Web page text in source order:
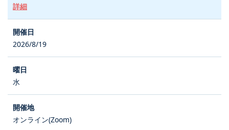
詳細
2026/8/19
水
オンライン(Zoom)